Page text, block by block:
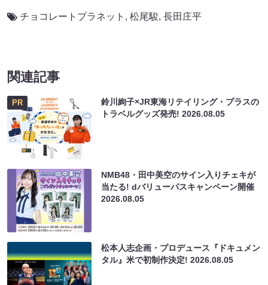
チョコレートプラネット , 松尾駿, 長田庄平
関連記事
PR
鈴川絢子×JR東海リテイリング・プラスの
トラベルグッズ発売!2026.08.05
NMB48・田中美空のサイン入りチェキが
当たる! dバリューパスキャンペーン開催
2026.08.05
松本人志企画・プロデュース『ドキュメン
タル』米で初制作決定!2026.08.05